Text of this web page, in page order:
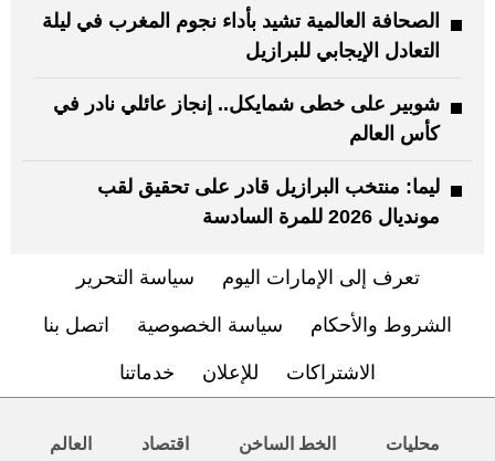
الصحافة العالمية تشيد بأداء نجوم المغرب في ليلة
التعادل الإيجابي للبرازيل
شوبير على خطى شمايكل.. إنجاز عائلي نادر في
كأس العالم
ليما: منتخب البرازيل قادر على تحقيق لقب
مونديال 2026 للمرة السادسة
تعرف إلى الإمارات اليوم سياسة التحرير
الشروط والأحكام سياسة الخصوصية اتصل بنا
الاشتراكات للإعلان خدماتنا
محليات الخط الساخن اقتصاد العالم